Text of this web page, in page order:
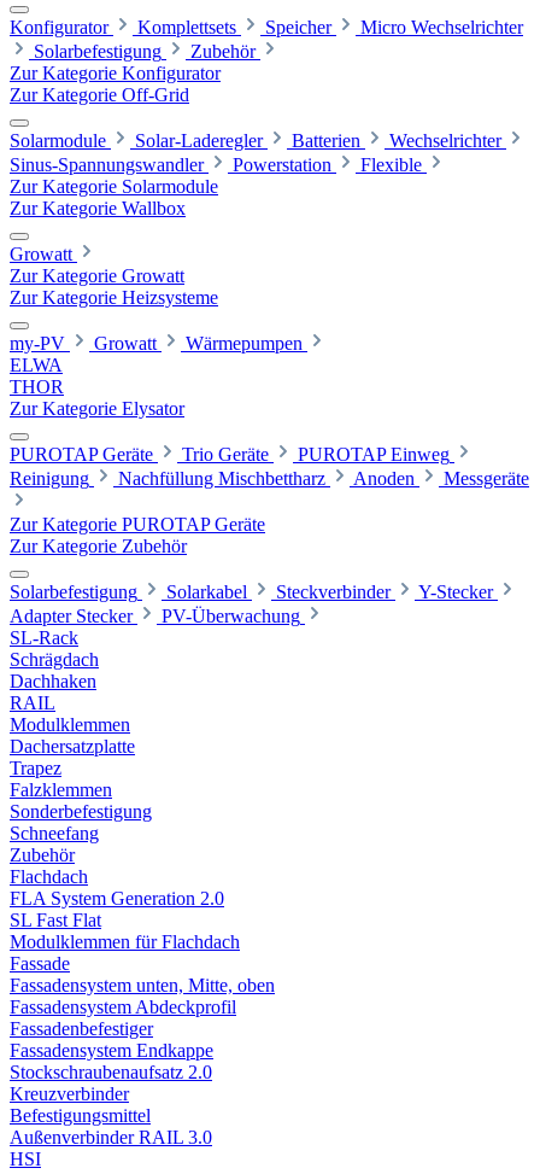
Konfigurator Komplettsets Speicher
Micro Wechselrichter
Solarbefestigung
Zubehör
Zur Kategorie Konfigurator
Zur Kategorie Off-Grid
Solarmodule Solar-Laderegler Batterien
Wechselrichter
Sinus-Spannungswandler
Powerstation
Flexible
Zur Kategorie Solarmodule
Zur Kategorie Wallbox
Growatt
Zur Kategorie Growatt
Zur Kategorie Heizsysteme
my-PV Growatt
Wärmepumpen
ELWA
THOR
Zur Kategorie Elysator
PUROTAP Geräte Trio Geräte
PUROTAP Einweg
Reinigung
Nachfüllung Mischbettharz Anoden Messgeräte
Zur Kategorie PUROTAP Geräte
Zur Kategorie Zubehör
Solarbefestigung Solarkabel Steckverbinder
Y-Stecker
Adapter Stecker
PV-Überwachung
SL-Rack
Schrägdach
Dachhaken
RAIL
Modulklemmen
Dachersatzplatte
Trapez
Falzklemmen
Sonderbefestigung
Schneefang
Zubehör
Flachdach
FLA System Generation 2.0
SL Fast Flat
Modulklemmen für Flachdach
Fassade
Fassadensystem unten, Mitte, oben
Fassadensystem Abdeckprofil
Fassadenbefestiger
Fassadensystem Endkappe
Stockschrauben­aufsatz 2.0
Kreuzverbinder
Befestigungsmittel
Außenverbinder RAIL 3.0
HSI